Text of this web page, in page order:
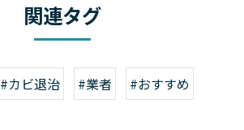
関連タグ
#カビ退治 #業者 #おすすめ